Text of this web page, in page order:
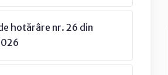
hotărâre nr. 26 din